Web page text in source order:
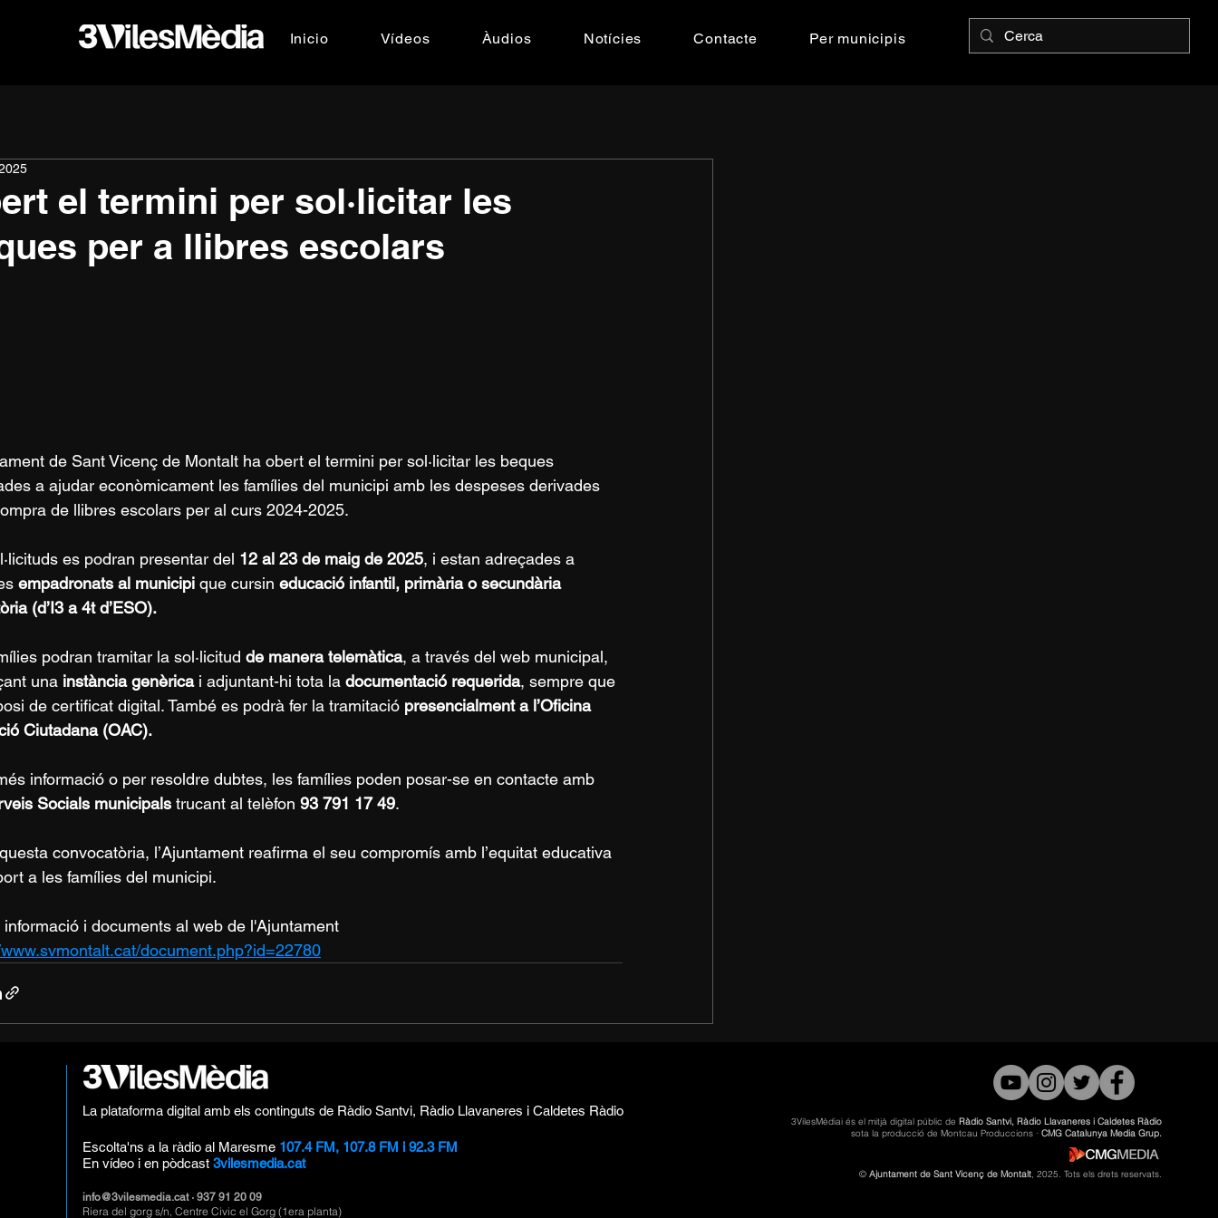
Inicio Vídeos Àudios Notícies Contacte Per municipis
el termini per sol·licitar les
per a llibres escolars
de Sant Vicenç de Montalt ha obert el termini per sol·licitar les beques
a ajudar econòmicament les famílies del municipi amb les despeses derivades
de llibres escolars per al curs 2024-2025.
es podran presentar del 12 al 23 de maig de 2025, i estan adreçades a
empadronats al municipi que cursin educació infantil, primària o secundària
(d’I3 a 4t d’ESO).
podran tramitar la sol·licitud de manera telemàtica, a través del web municipal,
una instància genèrica i adjuntant-hi tota la documentació requerida, sempre que
de certificat digital. També es podrà fer la tramitació presencialment a l’Oficina
Ciutadana (OAC).
informació o per resoldre dubtes, les famílies poden posar-se en contacte amb
Socials municipals trucant al telèfon 93 791 17 49.
convocatòria, l’Ajuntament reafirma el seu compromís amb l’equitat educativa
a les famílies del municipi.
informació i documents al web de l'Ajuntament
document.php?id=22780
La plataforma digital amb els continguts de Ràdio Santvi, Ràdio Llavaneres i Caldetes Ràdio
Escolta'ns a la ràdio al Maresme 107.4 FM, 107.8 FM i 92.3 FM
En vídeo i en pòdcast 3vilesmedia.cat
info@3vilesmedia.cat· 937 91 20 09
Riera del gorg s/n, Centre Civic el Gorg (1era planta)
3VilesMèdiai és el mitjà digital públic de Ràdio Santvi, Ràdio Llavaneres i Caldetes Ràdio
sota la producció de Montcau Produccions · CMG Catalunya Media Grup.
© Ajuntament de Sant Vicenç de Montalt, 2025. Tots els drets reservats.